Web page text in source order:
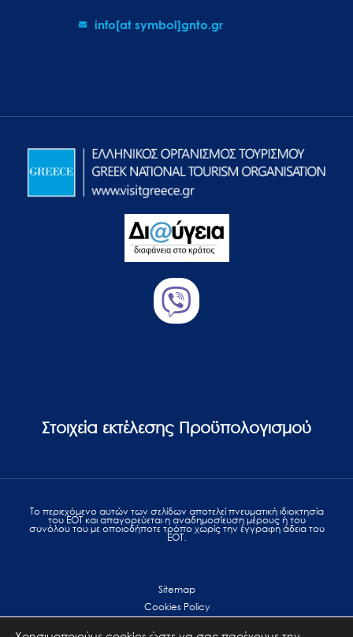
info[at symbol]gnto.gr
Στοιχεία εκτέλεσης Προϋπολογισμού
Το περιεχόμενο αυτών των σελίδων αποτελεί πvευματική ιδιοκτησία
του ΕΟΤ και απαγορεύεται η αναδημοσίευση μέρους ή του
συνόλου του με οποιοδήποτε τρόπο χωρίς την έγγραφη άδεια του
ΕΟΤ.
Sitemap
Cookies Policy